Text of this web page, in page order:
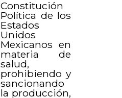
Constitución
Política de los
Estados
Unidos
Mexicanos en
materia de
salud,
prohibiendo y
sancionando
la producción,